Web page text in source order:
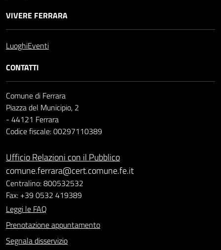
VIVERE FERRARA
LuoghiEventi
CONTATTI
Comune di Ferrara
Piazza del Municipio, 2
- 44121 Ferrara
Codice fiscale: 00297110389
Ufficio Relazioni con il Pubblico
comune.ferrara@cert.comune.fe.it
Centralino: 800532532
Fax: +39 0532 419389
Leggi le FAQ
Prenotazione appuntamento
Segnala disservizio